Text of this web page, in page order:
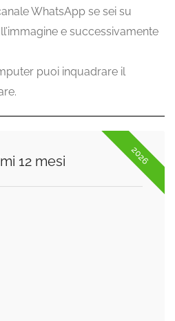
WhatsApp se sei su
e successivamente
puoi inquadrare il
2026
12 mesi